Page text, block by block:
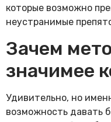
которые возможно
неустранимые
Зачем
значимее
Удивительно, но
возможность давать